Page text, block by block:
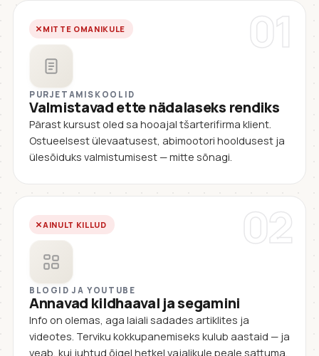
01
MITTE OMANIKULE
PURJETAMISKOOLID
Valmistavad ette nädalaseks rendiks
Pärast kursust oled sa hooajal tšarterifirma klient.
Ostueelsest ülevaatusest, abimootori hooldusest ja
ülesõiduks valmistumisest — mitte sõnagi.
02
AINULT KILLUD
BLOGID JA YOUTUBE
Annavad kildhaaval ja segamini
Info on olemas, aga laiali sadades artiklites ja
videotes. Terviku kokkupanemiseks kulub aastaid — ja
veab, kui juhtud õigel hetkel vajalikule peale sattuma.